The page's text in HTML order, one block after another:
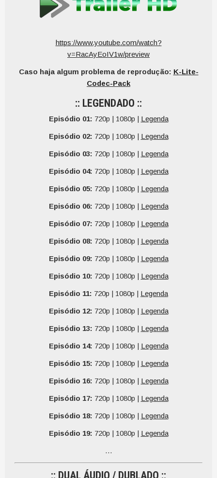
https://www.youtube.com/watch?
v=RacAyEoIV1w/preview
Caso haja algum problema de reprodução: K-Lite-
Codec-Pack
:: LEGENDADO ::
Episódio 01: 720p | 1080p | Legenda
Episódio 02: 720p | 1080p | Legenda
Episódio 03: 720p | 1080p | Legenda
Episódio 04: 720p | 1080p | Legenda
Episódio 05: 720p | 1080p | Legenda
Episódio 06: 720p | 1080p | Legenda
Episódio 07: 720p | 1080p | Legenda
Episódio 08: 720p | 1080p | Legenda
Episódio 09: 720p | 1080p | Legenda
Episódio 10: 720p | 1080p | Legenda
Episódio 11: 720p | 1080p | Legenda
Episódio 12: 720p | 1080p | Legenda
Episódio 13: 720p | 1080p | Legenda
Episódio 14: 720p | 1080p | Legenda
Episódio 15: 720p | 1080p | Legenda
Episódio 16: 720p | 1080p | Legenda
Episódio 17: 720p | 1080p | Legenda
Episódio 18: 720p | 1080p | Legenda
Episódio 19: 720p | 1080p | Legenda
…
:: DUAL ÁUDIO / DUBLADO ::